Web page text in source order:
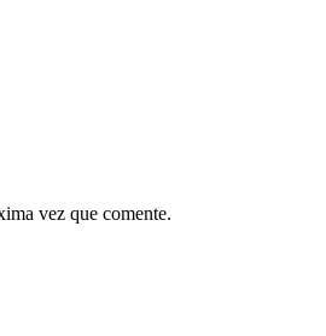
vez que comente.